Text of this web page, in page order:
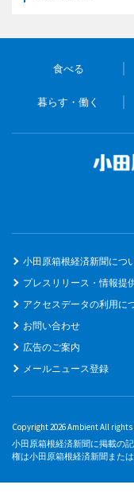
食べる
暮らす・働く
小田原箱根経済新聞につ
プレスリリース・情報提
アクセスデータの利用に
お問い合わせ
広告のご案内
メールニュース登録
Copyright 2026 Ambient All rights
小田原箱根経済新聞に掲載の
権は小田原箱根経済新聞また